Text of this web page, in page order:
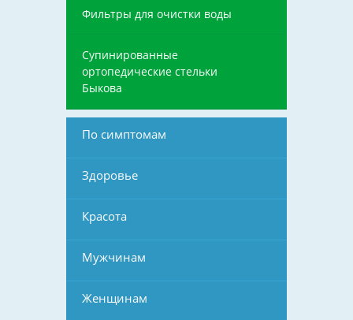
Фильтры для очистки воды
Супинированные
ортопедические стельки
Быкова
По симптомам
Здоровье
Красота
Мужчинам
Женщинам